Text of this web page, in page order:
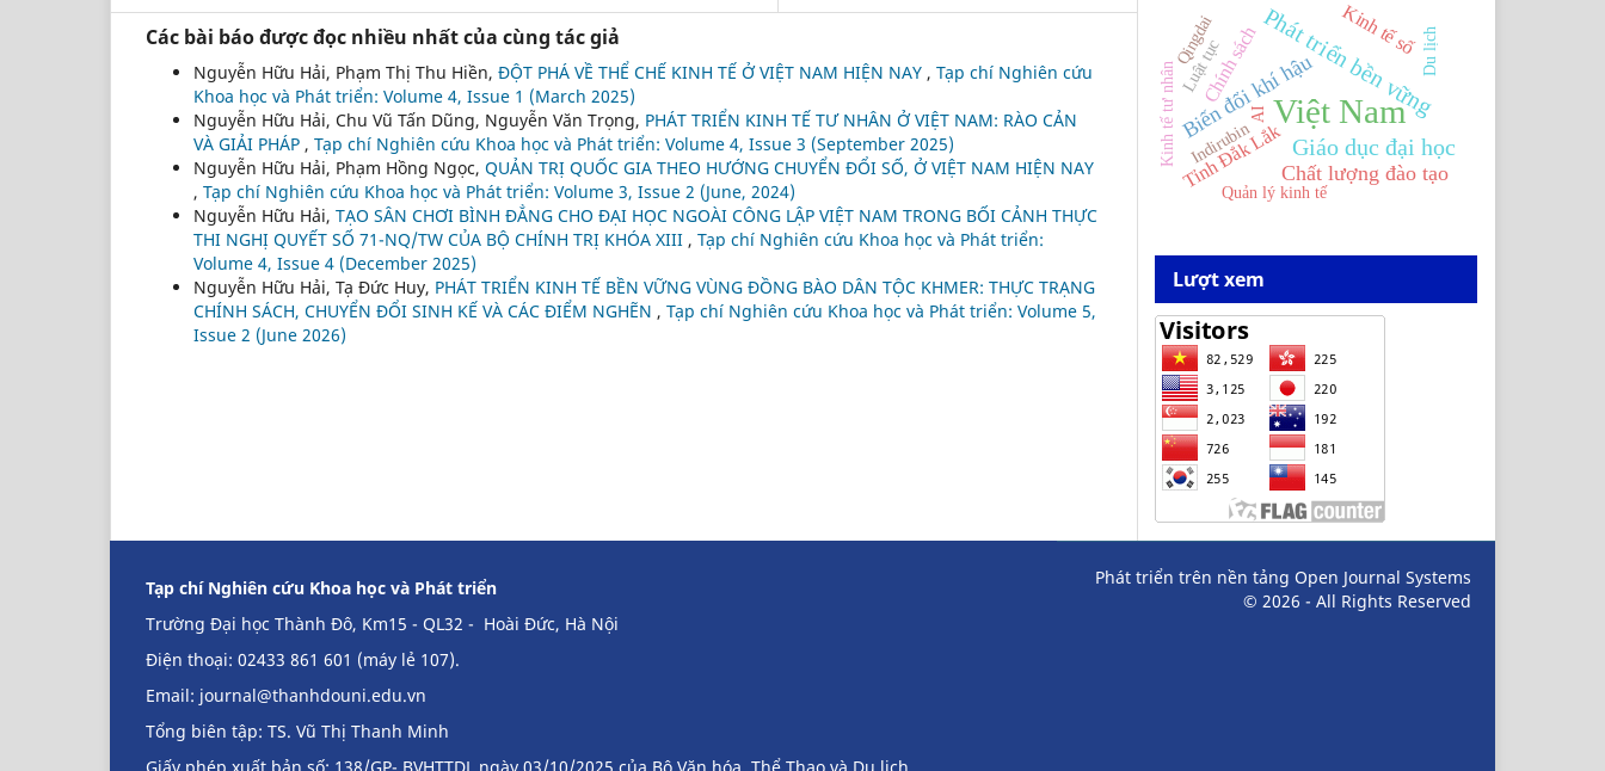
Các bài báo được đọc nhiều nhất của cùng tác giả
Nguyễn Hữu Hải, Phạm Thị Thu Hiền, ĐỘT PHÁ VỀ THỂ CHẾ KINH TẾ Ở VIỆT NAM HIỆN NAY , Tạp chí Nghiên cứu
Khoa học và Phát triển: Volume 4, Issue 1 (March 2025)
Nguyễn Hữu Hải, Chu Vũ Tấn Dũng, Nguyễn Văn Trọng, PHÁT TRIỂN KINH TẾ TƯ NHÂN Ở VIỆT NAM: RÀO CẢN
VÀ GIẢI PHÁP , Tạp chí Nghiên cứu Khoa học và Phát triển: Volume 4, Issue 3 (September 2025)
Nguyễn Hữu Hải, Phạm Hồng Ngọc, QUẢN TRỊ QUỐC GIA THEO HƯỚNG CHUYỂN ĐỔI SỐ, Ở VIỆT NAM HIỆN NAY
, Tạp chí Nghiên cứu Khoa học và Phát triển: Volume 3, Issue 2 (June, 2024)
Nguyễn Hữu Hải, TẠO SÂN CHƠI BÌNH ĐẲNG CHO ĐẠI HỌC NGOÀI CÔNG LẬP VIỆT NAM TRONG BỐI CẢNH THỰC
THI NGHỊ QUYẾT SỐ 71-NQ/TW CỦA BỘ CHÍNH TRỊ KHÓA XIII , Tạp chí Nghiên cứu Khoa học và Phát triển:
Volume 4, Issue 4 (December 2025)
Nguyễn Hữu Hải, Tạ Đức Huy, PHÁT TRIỂN KINH TẾ BỀN VỮNG VÙNG ĐỒNG BÀO DÂN TỘC KHMER: THỰC TRẠNG
CHÍNH SÁCH, CHUYỂN ĐỔI SINH KẾ VÀ CÁC ĐIỂM NGHẼN , Tạp chí Nghiên cứu Khoa học và Phát triển: Volume 5,
Issue 2 (June 2026)
Việt Nam
Giáo dục đại học
Phát triển bền vững
Biến đổi khí hậu
Chất lượng đào tạo
Tỉnh Đắk Lắk
Chính sách Kinh tế số
Kinh tế tư nhân
Du lịch
Quản lý kinh tế
Luật tục
AI
Indirubin
Qingdai
Lượt xem
Tạp chí Nghiên cứu Khoa học và Phát triển
Trường Đại học Thành Đô, Km15 - QL32 - Hoài Đức, Hà Nội
Điện thoại: 02433 861 601 (máy lẻ 107).
Email: journal@thanhdouni.edu.vn
Tổng biên tập: TS. Vũ Thị Thanh Minh
Phát triển trên nền tảng Open Journal Systems
© 2026 - All Rights Reserved